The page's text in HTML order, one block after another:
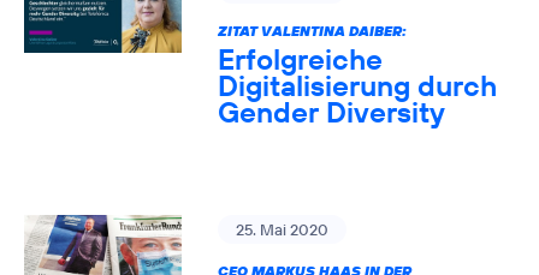
ZITAT VALENTINA DAIBER:
Erfolgreiche
Digitalisierung durch
Gender Diversity
25. Mai 2020
CEO MARKUS HAAS IN DER